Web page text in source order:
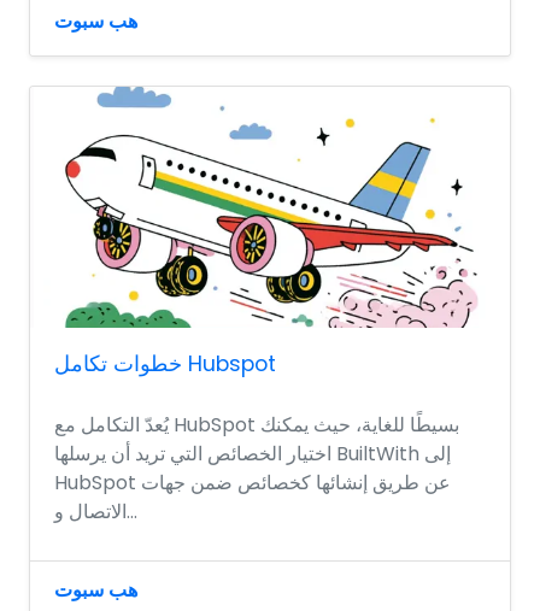
هب سبوت
خطوات تكامل Hubspot
يُعدّ التكامل مع HubSpot بسيطًا للغاية، حيث يمكنك
اختيار الخصائص التي تريد أن يرسلها BuiltWith إلى
HubSpot عن طريق إنشائها كخصائص ضمن جهات
الاتصال و...
هب سبوت